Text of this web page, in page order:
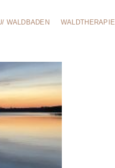
WALDBADEN WALDTHERAPIE